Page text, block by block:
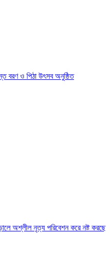
বরণ ও পিঠা উৎসব অনুষ্ঠিত
অশ্লীল নৃত্য পরিবেশন করে নষ্ট করছে